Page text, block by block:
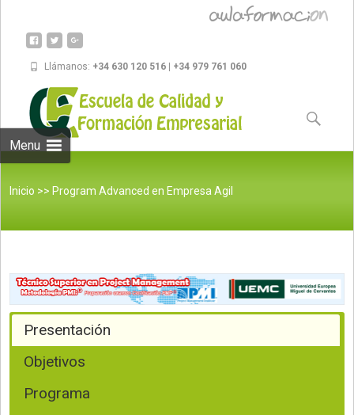
Llámanos: +34 630 120 516 | +34 979 761 060
Menu
content
Buscar:
Inicio >> Program Advanced en Empresa Agil
Presentación
Objetivos
Programa